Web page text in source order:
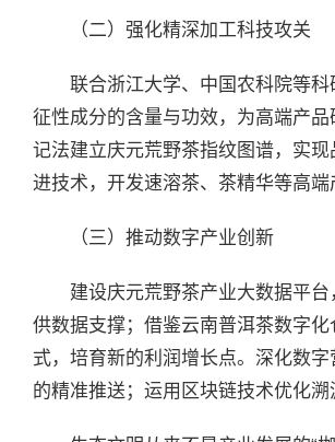
（二）强化精深加工科技攻关
联合浙江大学、中国农科院等
征性成分的含量与功效，为高端产
记法建立庆元荒野茶指纹图谱，实
进技术，开发速溶茶、茶精华等高
（三）推动数字产业创新
建设庆元荒野茶产业大数据平
供数据支撑；借鉴云南普洱茶数字
式，培育新的利润增长点。深化数
的精准推送；运用区块链技术优化